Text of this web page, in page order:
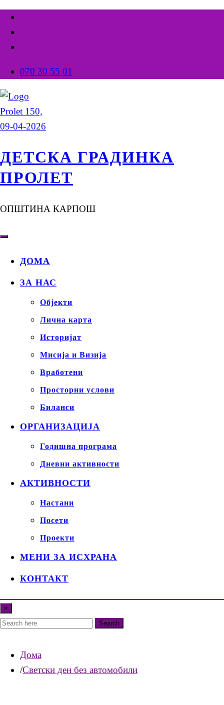
070 30 55 01
ДЕТСКА ГРАДИНКА
ПРОЛЕТ
ОПШТИНА КАРПОШ
ДОМА
ЗА НАС
Објекти
Лична карта
Историјат
Мисија и Визија
Вработени
Просторни услови
Биланси
ОРГАНИЗАЦИЈА
Годишна програма
Дневни активности
АКТИВНОСТИ
Настани
Посети
Проекти
МЕНИ ЗА ИСХРАНА
КОНТАКТ
×
Search
Дома
Светски ден без автомобили